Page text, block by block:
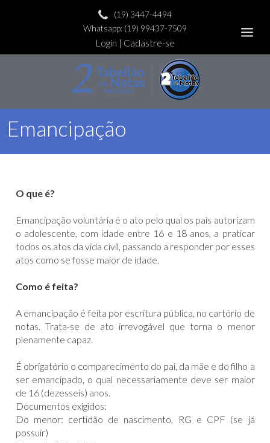
(19) 3447-4494
Whatsapp: (19) 99437-7509
Login | Cadastre-se
Emancipação
O que é?
Emancipação voluntária é o ato pelo qual os pais autorizam
o adolescente, com idade entre 16 e 18 anos, a praticar
todos os atos da vida civil, passando a responder por esses
atos como se fosse maior de idade.
Como é feita?
A emancipação é feita por escritura pública, no cartório de
notas. Trata-se de ato irrevogável que torna o menor
plenamente capaz.
É obrigatório o comparecimento do pai, da mãe e do filho a
ser emancipado, o qual necessariamente deve ser maior
de 16 (dezesseis) anos.
Documentos exigidos:
Do menor: certidão de nascimento, RG e CPF (se já
possuir)